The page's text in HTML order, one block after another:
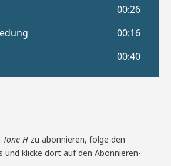
Tone H zu abonnieren, folge den
und klicke dort auf den Abonnieren-